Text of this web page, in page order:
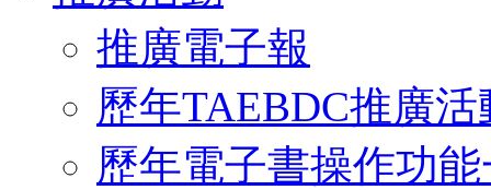
推廣電子報
歷年TAEBDC推廣活
歷年電子書操作功